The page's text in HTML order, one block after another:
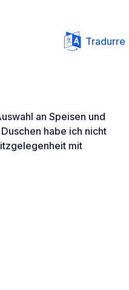
Tradurre
an Speisen und
habe ich nicht
mit